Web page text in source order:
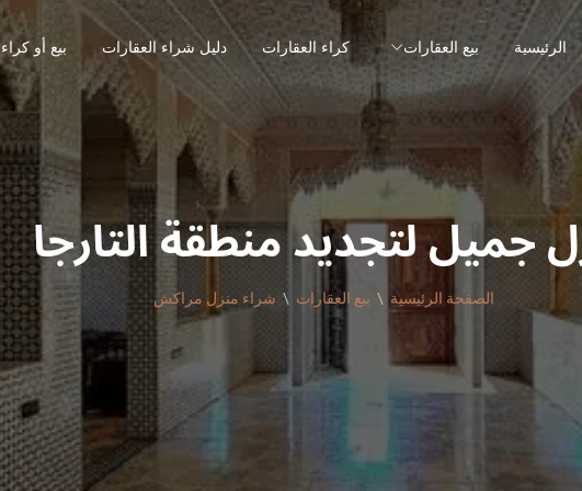
الرئيسية بيع العقارات كراء العقارات دليل شراء العقارات بيع أو كراء
جميل لتجديد منطقة التارجا
الصفحة الرئيسية بيع العقارات شراء منزل مراكش